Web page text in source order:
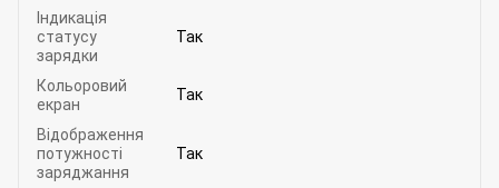
Індикація
статусу
зарядки
Так
Кольоровий
екран
Так
Відображення
потужності
заряджання
Так